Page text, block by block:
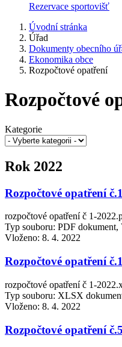
Rezervace sportovišť
Úvodní stránka
Úřad
Dokumenty obecního
Ekonomika obce
Rozpočtové opatření
Rozpočtové
Kategorie
Rok 2022
Rozpočtové opatření
rozpočtové opatření č 1-
Typ souboru: PDF
Vloženo: 8. 4. 2022
Rozpočtové opatření
rozpočtové opatření č 1-
Typ souboru: XLSX
Vloženo: 8. 4. 2022
Rozpočtové opatření